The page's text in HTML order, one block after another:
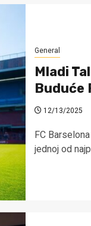
General
Mladi
Buduće
12/13/2025
FC
jednoj od